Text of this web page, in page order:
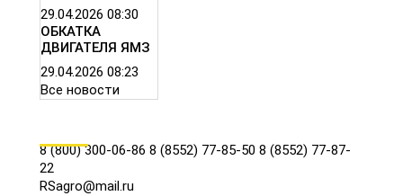
29.04.2026 08:30
ОБКАТКА
ДВИГАТЕЛЯ ЯМЗ
29.04.2026 08:23
Все новости
8 (800) 300-06-86 8 (8552) 77-85-50 8 (8552) 77-87-
22
RSagro@mail.ru